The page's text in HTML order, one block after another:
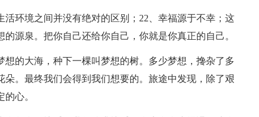
环境之间并没有绝对的区别；22、幸福源于不幸；这
源泉。把你自己还给你自己，你就是你真正的自己。
的大海，种下一棵叫梦想的树。多少梦想，搀杂了多
。最终我们会得到我们想要的。旅途中发现，除了艰
心。